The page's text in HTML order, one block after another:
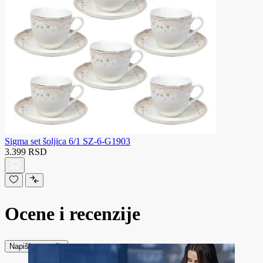
Sigma set šoljica 6/1 SZ-6-G1903
3.399 RSD
Ocene i recenzije
Napiši recenziju